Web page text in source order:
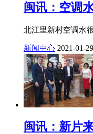
闽讯：空调
北江里新村空调水
新闻中心 2021-01-29
闽讯：新片